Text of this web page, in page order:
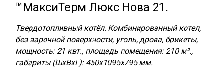
™МаксиТерм Люкс Нова 21.
Твердотопливный котёл. Комбинированный котел,
без варочной поверхности, уголь, дрова, брикеты,
мощность: 21 квт., площадь помещения: 210 м².,
габариты (ШхВхГ): 450x1095x795 мм.